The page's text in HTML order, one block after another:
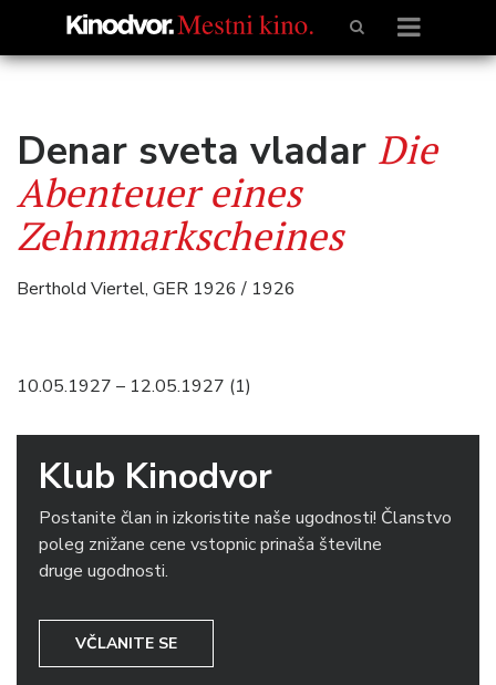
Denar sveta vladar Die
Abenteuer eines
Zehnmarkscheines
Berthold Viertel, GER 1926 / 1926
10.05.1927 – 12.05.1927 (1)
Klub Kinodvor
Postanite član in izkoristite naše ugodnosti! Članstvo
poleg znižane cene vstopnic prinaša številne
druge ugodnosti.
VČLANITE SE